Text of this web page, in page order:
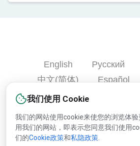
我们使用 Cookie
我们的网站使用cookie来使您的浏览体
用我们的网站，即表示您同意我们使用
们的Cookie政策和私隐政策
English Русский
中文(简体)
Español
Português
हिन्दी